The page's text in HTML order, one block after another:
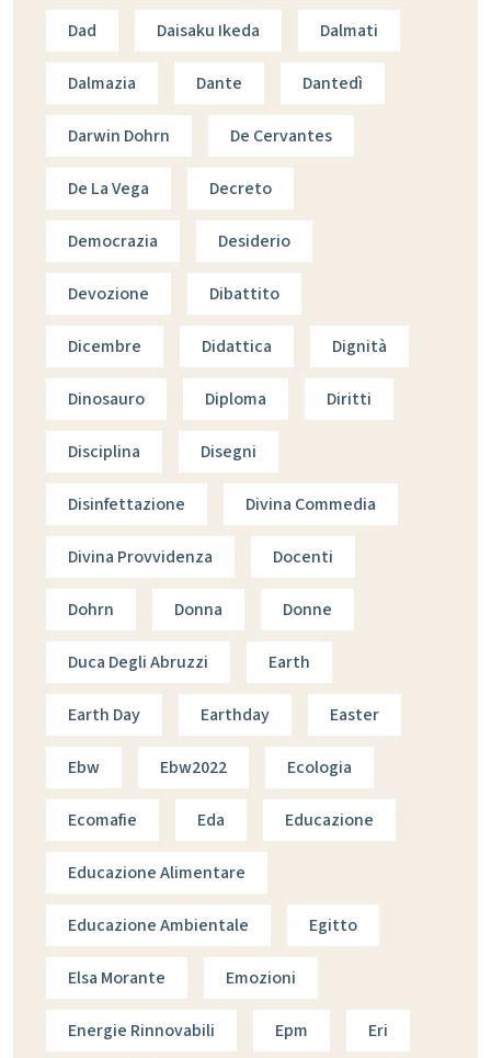
Dad Daisaku Ikeda Dalmati
Dalmazia Dante Dantedì
Darwin Dohrn De Cervantes
De La Vega Decreto
Democrazia Desiderio
Devozione Dibattito
Dicembre Didattica Dignità
Dinosauro Diploma Diritti
Disciplina Disegni
Disinfettazione Divina Commedia
Divina Provvidenza Docenti
Dohrn Donna Donne
Duca Degli Abruzzi Earth
Earth Day Earthday Easter
Ebw Ebw2022 Ecologia
Ecomafie Eda Educazione
Educazione Alimentare
Educazione Ambientale Egitto
Elsa Morante Emozioni
Energie Rinnovabili Epm Eri